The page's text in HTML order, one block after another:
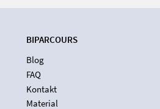
BIPARCOURS
Blog
FAQ
Kontakt
Material